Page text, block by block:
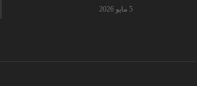
5 مايو 2026